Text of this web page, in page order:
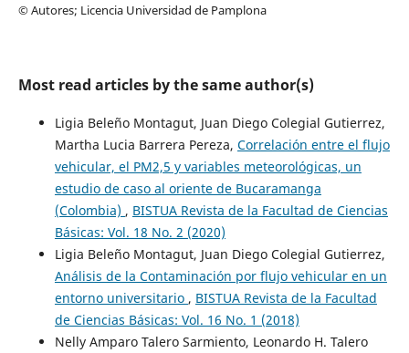
© Autores; Licencia Universidad de Pamplona
Most read articles by the same author(s)
Ligia Beleño Montagut, Juan Diego Colegial Gutierrez,
Martha Lucia Barrera Pereza, Correlación entre el flujo
vehicular, el PM2,5 y variables meteorológicas, un
estudio de caso al oriente de Bucaramanga
(Colombia) , BISTUA Revista de la Facultad de Ciencias
Básicas: Vol. 18 No. 2 (2020)
Ligia Beleño Montagut, Juan Diego Colegial Gutierrez,
Análisis de la Contaminación por flujo vehicular en un
entorno universitario , BISTUA Revista de la Facultad
de Ciencias Básicas: Vol. 16 No. 1 (2018)
Nelly Amparo Talero Sarmiento, Leonardo H. Talero